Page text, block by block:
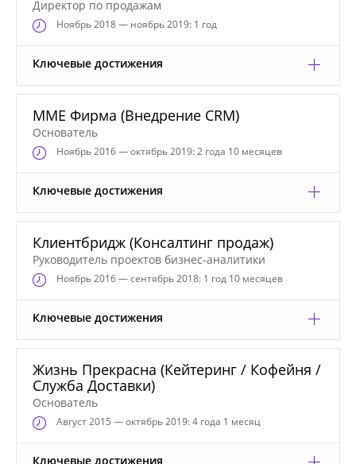
Директор по продажам
Ноябрь2018 — ноябрь 2019: 1 год
Ключевые достижения
ММЕ Фирма (Внедрение CRM)
Основатель
Ноябрь2016 — октябрь 2019: 2 года 10 месяцев
Ключевые достижения
Клиентбридж (Консалтинг продаж)
Руководитель проектов бизнес-аналитики
Ноябрь2016 — сентябрь 2018: 1 год 10 месяцев
Ключевые достижения
Жизнь Прекрасна (Кейтеринг / Кофейня /
Служба Доставки)
Основатель
Август2015 — октябрь 2019: 4 года 1 месяц
Ключевые достижения